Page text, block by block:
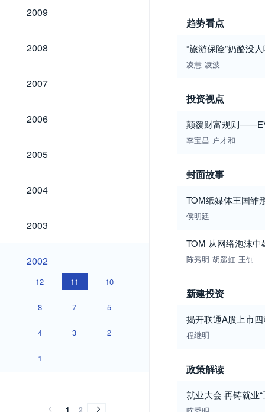
2009
2009
2008
2008
2007
2007
2006
2006
2005
2005
2004
2004
2003
2003
2002
2002
12 11 10
8 7 5
4 3 2
1
1 2
趋势看点
“旅游保险”奶酪没
凌慧 凌波
投资视点
颠覆财富规则
李宝昌 户才和
封面故事
TOM纸媒体王国雏
侯明廷
TOM 从网络泡沫中
陈秀明 胡遥虹 王钊
新建投资
揭开联通A股上市
程继明
政策解读
就业大会 再铸就业“